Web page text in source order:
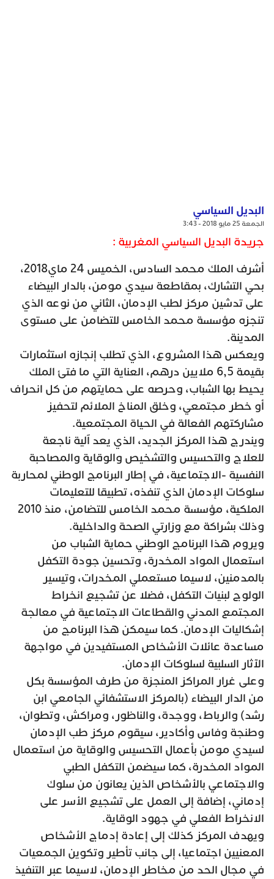
البديل السياسي
الجمعة 25 مايو 2018 - 3:43
جريدة البديل السياسي المغربية :
أشرف الملك محمد السادس، الخميس 24 ماي2018،
بحي التشارك، بمقاطعة سيدي مومن، بالدار البيضاء
على تدشين مركز لطب الإدمان، الثاني من نوعه الذي
تنجزه مؤسسة محمد الخامس للتضامن على مستوى
المدينة.
ويعكس هذا المشروع، الذي تطلب إنجازه استثمارات
بقيمة 6,5 ملايين درهم، العناية التي ما فتئ الملك
يحيط بها الشباب، وحرصه على حمايتهم من كل انحراف
أو خطر مجتمعي، وخلق المناخ الملائم لتحفيز
مشاركتهم الفعالة في الحياة المجتمعية.
ويندرج هذا المركز الجديد، الذي يعد آلية ناجعة
للعلاج والتحسيس والتشخيص والوقاية والمصاحبة
النفسية -الاجتماعية، في إطار البرنامج الوطني لمحاربة
سلوكات الإدمان الذي تنفذه، تطبيقا للتعليمات
الملكية، مؤسسة محمد الخامس للتضامن، منذ 2010
وذلك بشراكة مع وزارتي الصحة والداخلية.
ويروم هذا البرنامج الوطني حماية الشباب من
استعمال المواد المخدرة، وتحسين جودة التكفل
بالمدمنين، لاسيما مستعملي المخدرات، وتيسير
الولوج لبنيات التكفل، فضلا عن تشجيع انخراط
المجتمع المدني والقطاعات الاجتماعية في معالجة
إشكاليات الإدمان. كما سيمكن هذا البرنامج من
مساعدة عائلات الأشخاص المستفيدين في مواجهة
الآثار السلبية لسلوكات الإدمان.
وعلى غرار المراكز المنجزة من طرف المؤسسة بكل
من الدار البيضاء (بالمركز الاستشفائي الجامعي ابن
رشد) والرباط، ووجدة، والناظور، ومراكش، وتطوان،
وطنجة وفاس وأكادير، سيقوم مركز طب الإدمان
لسيدي مومن بأعمال التحسيس والوقاية من استعمال
المواد المخدرة، كما سيضمن التكفل الطبي
والاجتماعي بالأشخاص الذين يعانون من سلوك
إدماني، إضافة إلى العمل على تشجيع الأسر على
الانخراط الفعلي في جهود الوقاية.
ويهدف المركز كذلك إلى إعادة إدماج الأشخاص
المعنيين اجتماعيا، إلى جانب تأطير وتكوين الجمعيات
في مجال الحد من مخاطر الإدمان، لاسيما عبر التنفيذ